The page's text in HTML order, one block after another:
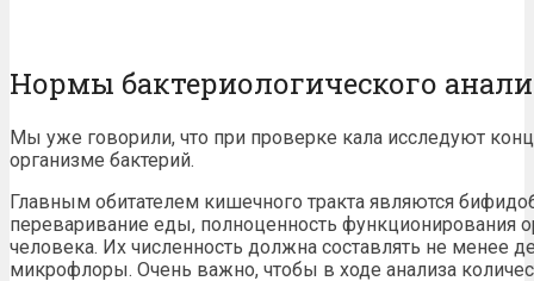
Нормы бактериологического
Мы уже говорили, что при проверке кала исследуют
организме бактерий.
Главным обитателем кишечного тракта являются
переваривание еды, полноценность функционирования
человека. Их численность должна составлять не менее
микрофлоры. Очень важно, чтобы в ходе анализа